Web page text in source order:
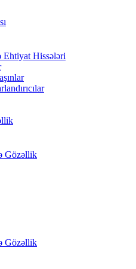
Ehtiyat Hissələri
Gözəllik
Gözəllik